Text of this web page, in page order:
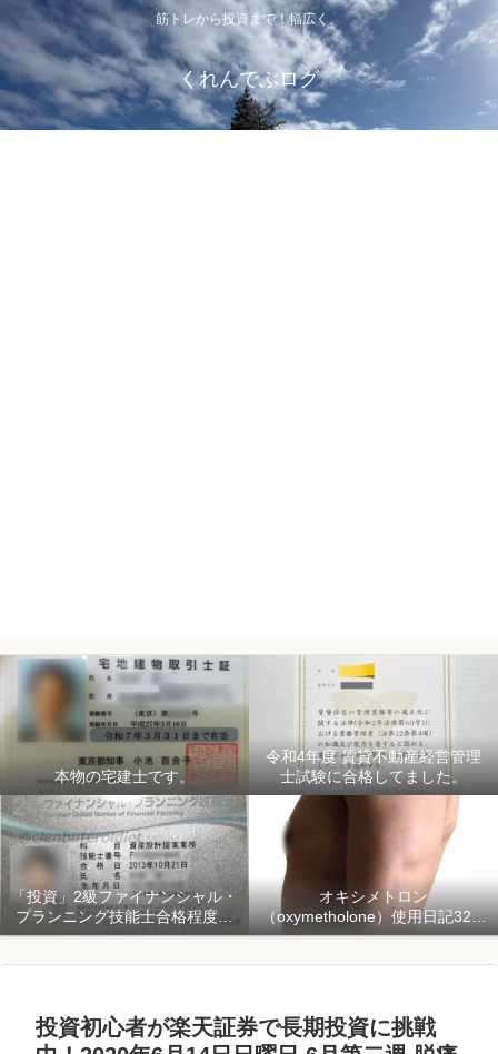
筋トレから投資まで！幅広く。
くれんでぶログ
本物の宅建士です。
令和4年度 賃貸不動産経営管理
士試験に合格してました。
「投資」2級ファイナンシャル・
プランニング技能士合格程度で
ようやく初心者「資産形成」
オキシメトロン
（oxymetholone）使用日記32日
目「骨格筋量増量開始150日目」
投資初心者が楽天証券で長期投資に挑戦